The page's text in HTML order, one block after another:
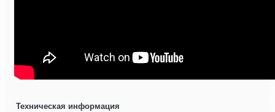
Техническая информация